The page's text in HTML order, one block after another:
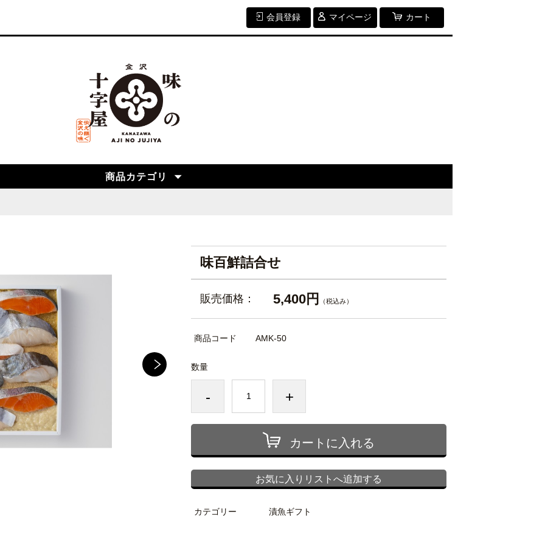
会員登録 マイページ カート
商品カテゴリ
味百鮮詰合せ
販売価格： 5,400円 （税込み）
商品コード AMK-50
数量
- +
カートに入れる
お気に入りリストへ追加する
カテゴリー 漬魚ギフト